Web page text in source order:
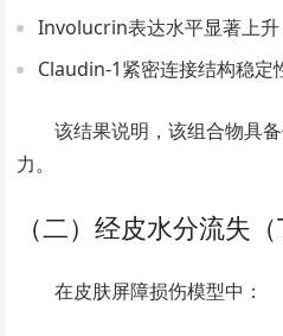
Involucrin表达水平显著上升
Claudin-1紧密连接结构稳定
该结果说明，该组合物具
力。
（二）经皮水分流失
在皮肤屏障损伤模型中：